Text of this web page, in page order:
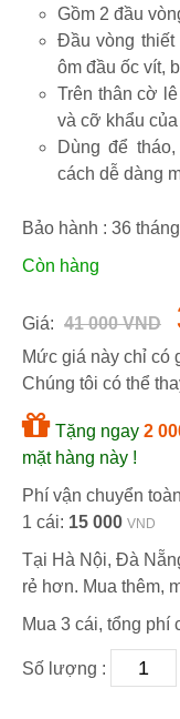
Gồm 2 đầu
Đầu vòng thiết kế dạng lượn sóng với 12 răng giúp
ôm đầu ốc vít,
Trên thân cờ lê có in khắc tên thương hiệu, chất liệu
và cỡ khẩu
Dùng để tháo, siết các loại đai ốc, bu lông,... một
cách dễ dàng
Bảo hành : 36 tháng
Còn hàng
Giá: 41 000 VND
Mức giá này chỉ có
Chúng tôi có thể
Tặng ngay 2
mặt hàng này !
Phí vận chuyển
1 cái: 15 000 VND
Tại Hà Nội, Đà
rẻ hơn. Mua thêm,
Mua 3 cái, tổng phí
Số lượng :